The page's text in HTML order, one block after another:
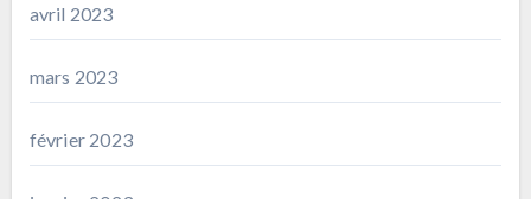
avril 2023
mars 2023
février 2023